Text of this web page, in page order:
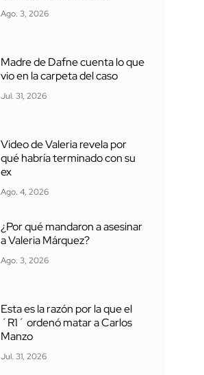
Ago. 3, 2026
Madre de Dafne cuenta lo que
vio en la carpeta del caso
Jul. 31, 2026
Video de Valeria revela por
qué habría terminado con su
ex
Ago. 4, 2026
¿Por qué mandaron a asesinar
a Valeria Márquez?
Ago. 3, 2026
Esta es la razón por la que el
´R1´ ordenó matar a Carlos
Manzo
Jul. 31, 2026